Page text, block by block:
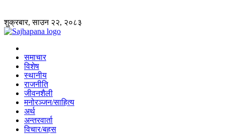
शुक्रबार, साउन २२, २०८३
समाचार
विशेष
स्थानीय
राजनीति
जीवनशैली
मनोरञ्जन/साहित्य
अर्थ
अन्तरवार्ता
विचार/बहस